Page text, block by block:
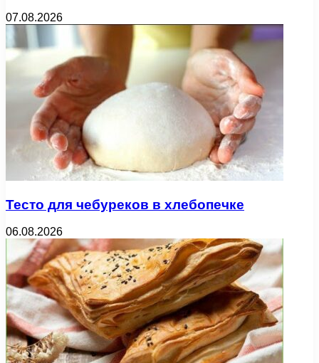
07.08.2026
Тесто для чебуреков в хлебопечке
06.08.2026